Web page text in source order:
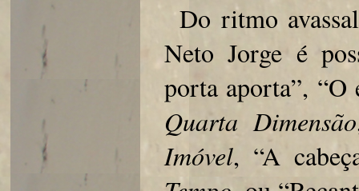
Do ritmo
Neto Jorge é
porta aporta”, “O
Quarta Dimensão
Imóvel, “A